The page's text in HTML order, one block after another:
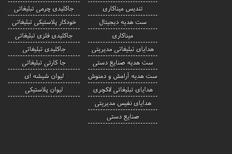
تندیس میناکاری
ست هدیه دیجیتال
میناکاری
هدایای تبلیغاتی مدیریتی
ست هدیه صنایع دستی
ست هدیه آرامش و دمنوش
هدایای تبلیغاتی لاکچری
هدایای نفیس مدیریتی
صنایع دستی
جاکلیدی چرمی تبلیغاتی
خودکار پلاستیکی تبلیغاتی
جاکلیدی فلزی تبلیغاتی
جاکلیدی تبلیغاتی
جا کارتی تبلیغاتی
لیوان شیشه ای
لیوان پلاستیکی